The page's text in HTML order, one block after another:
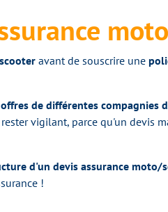
avant de souscrire une
offres de différentes compagnies
vigilant, parce qu'un devis
d'un devis assurance moto/
!